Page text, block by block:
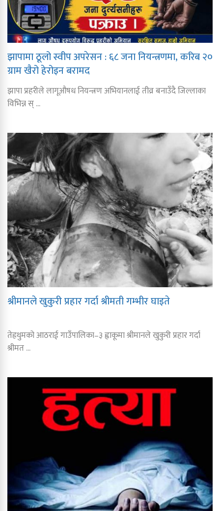
झापामा ठूलो स्वीप अपरेसन : ६८ जना नियन्त्रणमा, करिब २०
ग्राम खैरो हेरोइन बरामद
झापा प्रहरीले लागूऔषध नियन्त्रण अभियानलाई तीव्र बनाउँदै जिल्लाका
विभिन्न स् ...
श्रीमानले खुकुरी प्रहार गर्दा श्रीमती गम्भीर घाइते
तेह्रथुमको आठराई गाउँपालिका–३ ह्वाकूमा श्रीमानले खुकुरी प्रहार गर्दा
श्रीमत ...